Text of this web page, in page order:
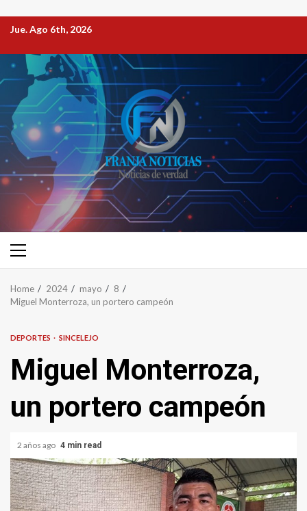
Jue. Ago 6th, 2026
Home 2024 mayo
8
Miguel Monterroza, un portero campeón
DEPORTES SINCELEJO
Miguel Monterroza,
un portero campeón
2 años ago 4 min read